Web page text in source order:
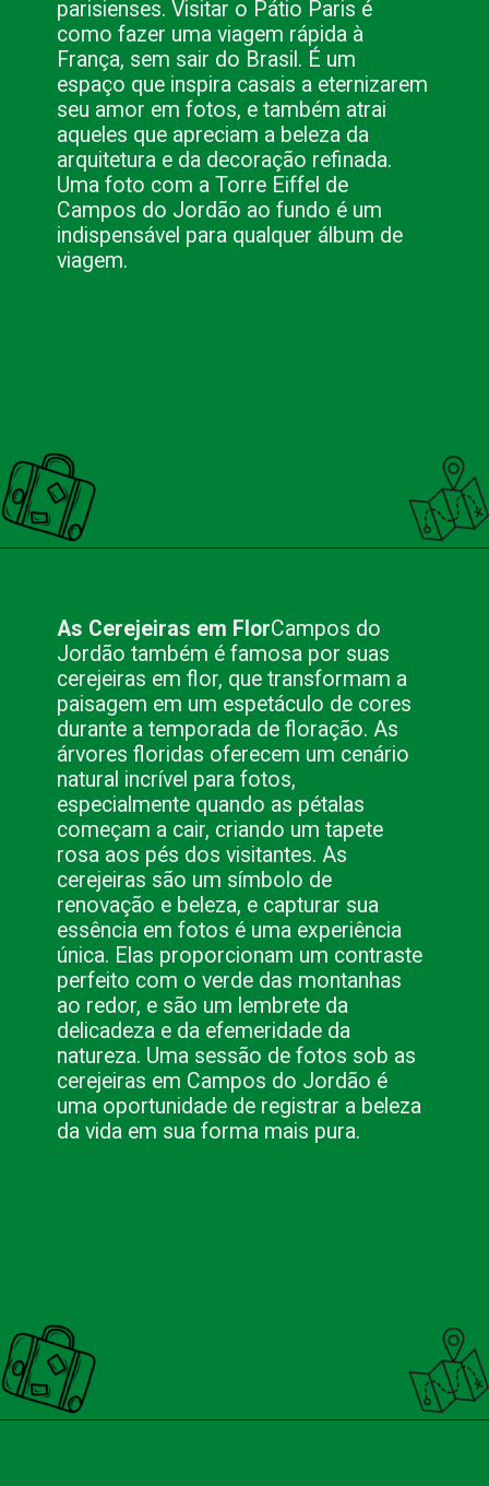
parisienses. Visitar o Pátio Paris é
como fazer uma viagem rápida à
França, sem sair do Brasil. É um
espaço que inspira casais a eternizarem
seu amor em fotos, e também atrai
aqueles que apreciam a beleza da
arquitetura e da decoração refinada.
Uma foto com a Torre Eiffel de
Campos do Jordão ao fundo é um
indispensável para qualquer álbum de
viagem.
As Cerejeiras em FlorCampos do
Jordão também é famosa por suas
cerejeiras em flor, que transformam a
paisagem em um espetáculo de cores
durante a temporada de floração. As
árvores floridas oferecem um cenário
natural incrível para fotos,
especialmente quando as pétalas
começam a cair, criando um tapete
rosa aos pés dos visitantes. As
cerejeiras são um símbolo de
renovação e beleza, e capturar sua
essência em fotos é uma experiência
única. Elas proporcionam um contraste
perfeito com o verde das montanhas
ao redor, e são um lembrete da
delicadeza e da efemeridade da
natureza. Uma sessão de fotos sob as
cerejeiras em Campos do Jordão é
uma oportunidade de registrar a beleza
da vida em sua forma mais pura.